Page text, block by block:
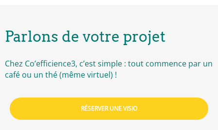
Parlons de votre projet
Chez Co’efficience3, c’est simple : tout commence par un
café ou un thé (même virtuel) !
RÉSERVER UNE VISIO